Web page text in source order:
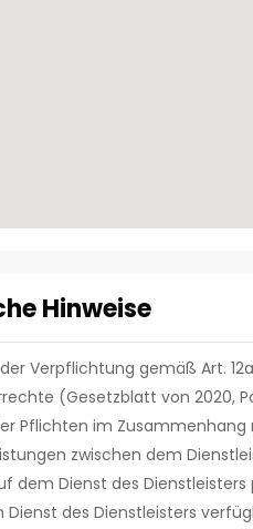
Hinweise
Verpflichtung gemäß Art.
(Gesetzblatt von 2020,
Pflichten im
zwischen dem
dem Dienst des
Dienst des Dienstleisters